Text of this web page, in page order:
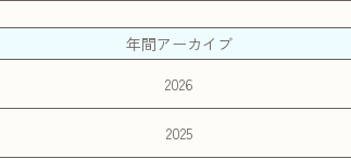
年間アーカイブ
2026
2025